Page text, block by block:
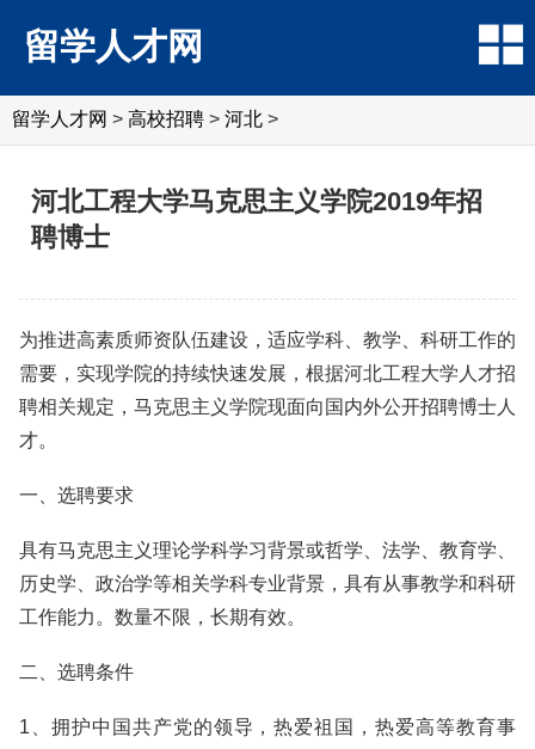
留学人才网
留学人才网 > 高校招聘 > 河北 >
河北工程大学马克思主义学院2019年招
聘博士
为推进高素质师资队伍建设，适应学科、教学、科研工作的
需要，实现学院的持续快速发展，根据河北工程大学人才招
聘相关规定，马克思主义学院现面向国内外公开招聘博士人
才。
一、选聘要求
具有马克思主义理论学科学习背景或哲学、法学、教育学、
历史学、政治学等相关学科专业背景，具有从事教学和科研
工作能力。数量不限，长期有效。
二、选聘条件
1、拥护中国共产党的领导，热爱祖国，热爱高等教育事